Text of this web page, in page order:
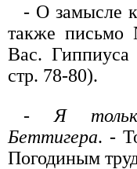
- О замысле
также
Вас.
стр. 78-80).
- Я
Беттигера. -
Погодиным